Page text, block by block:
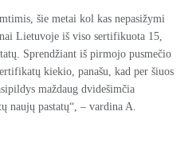
šie metai kol kas nepasižymi
Lietuvoje iš viso sertifikuota 15,
Sprendžiant iš pirmojo pusmečio
kiekio, panašu, kad per šiuos
maždaug dvidešimčia
pastatų“, – vardina A.